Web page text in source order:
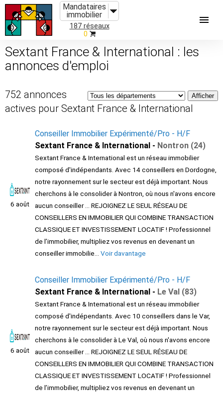
Mandataires
immobilier
187 réseaux
0
Sextant France & International : les
annonces d'emploi
752 annonces
actives pour Sextant France & International
6 août
Conseiller Immobilier Expérimenté/Pro - H/F
Sextant France & International - Nontron (24)
Sextant France & International est un réseau immobilier
composé d'indépendants. Avec 14 conseillers en Dordogne,
notre rayonnement sur le secteur est déjà important. Nous
cherchons à le consolider à Nontron, où nous n'avons encore
aucun conseiller ... REJOIGNEZ LE SEUL RÉSEAU DE
CONSEILLERS EN IMMOBILIER QUI COMBINE TRANSACTION
CLASSIQUE ET INVESTISSEMENT LOCATIF ! Professionnel
de l’immobilier, multipliez vos revenus en devenant un
conseiller immobilie... Voir davantage
6 août
Conseiller Immobilier Expérimenté/Pro - H/F
Sextant France & International - Le Val (83)
Sextant France & International est un réseau immobilier
composé d'indépendants. Avec 10 conseillers dans le Var,
notre rayonnement sur le secteur est déjà important. Nous
cherchons à le consolider à Le Val, où nous n'avons encore
aucun conseiller ... REJOIGNEZ LE SEUL RÉSEAU DE
CONSEILLERS EN IMMOBILIER QUI COMBINE TRANSACTION
CLASSIQUE ET INVESTISSEMENT LOCATIF ! Professionnel
de l’immobilier, multipliez vos revenus en devenant un